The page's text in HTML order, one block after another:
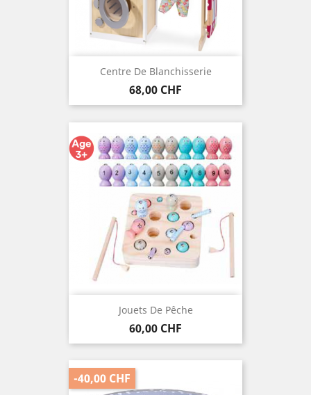
Centre De Blanchisserie
Preis
68,00 CHF
Jouets De Pêche
Preis
60,00 CHF
-40,00 CHF